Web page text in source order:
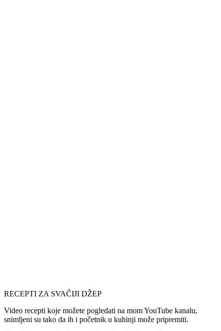
RECEPTI ZA SVAČIJI DŽEP
Video recepti koje možete pogledati na mom YouTube kanalu,
snimljeni su tako da ih i početnik u kuhinji može pripremiti.